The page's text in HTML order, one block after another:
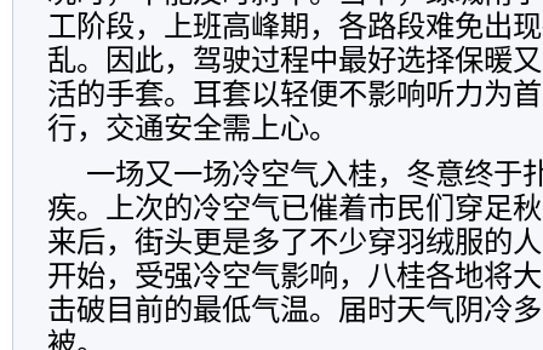
工阶段，上班高峰期，各路段难免出
乱。因此，驾驶过程中最好选择保暖
活的手套。耳套以轻便不影响听力为
行，交通安全需上心。
一场又一场冷空气入桂，冬意终于
疾。上次的冷空气已催着市民们穿足
来后，街头更是多了不少穿羽绒服的
开始，受强冷空气影响，八桂各地将
击破目前的最低气温。届时天气阴冷
被。